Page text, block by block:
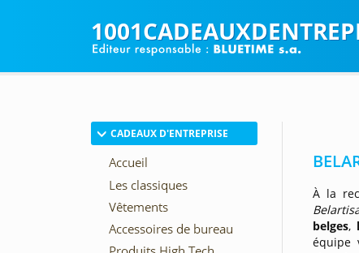
CADEAUX D'ENTREPRISE
À la
belges,
équipe